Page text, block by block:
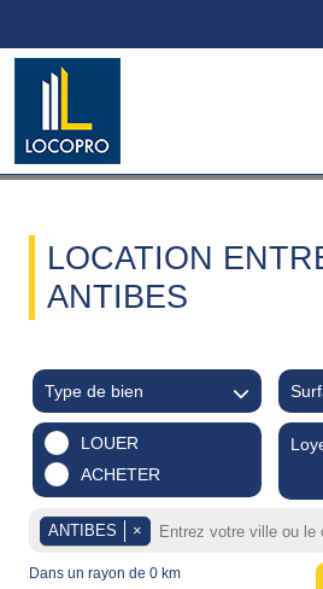
LOCATION
ANTIBES
Type de bien
LOUER
ACHETER
ANTIBES ×
Dans un rayon de 0 km